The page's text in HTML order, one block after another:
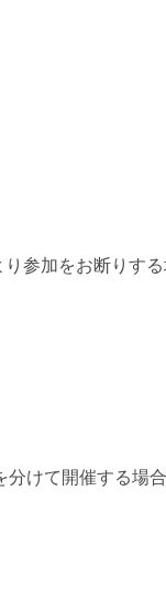
参加をお断りする
けて開催する場合